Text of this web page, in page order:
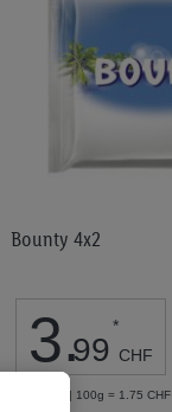
Bounty 4x2
3.99
*
CHF
pro 228g | 100g = 1.75 CHF